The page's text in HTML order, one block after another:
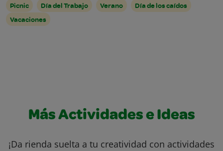
Picnic Día del Trabajo Verano
Día de los caídos
Vacaciones
Más Actividades e Ideas
¡Da rienda suelta a tu creatividad con actividades